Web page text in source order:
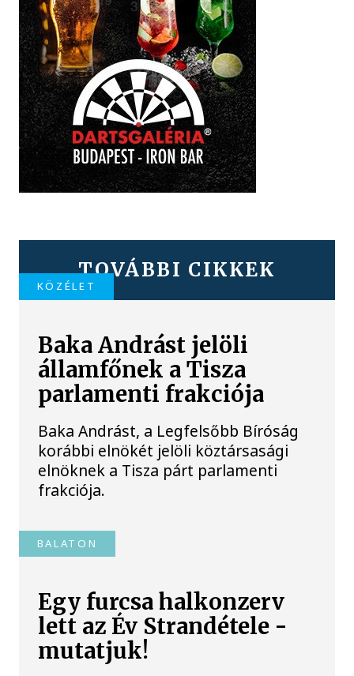
TOVÁBBI CIKKEK
KÖZÉLET
Baka Andrást jelöli
államfőnek a Tisza
parlamenti frakciója
Baka Andrást, a Legfelsőbb Bíróság
korábbi elnökét jelöli köztársasági
elnöknek a Tisza párt parlamenti
frakciója.
BALATON
Egy furcsa halkonzerv
lett az Év Strandétele -
mutatjuk!